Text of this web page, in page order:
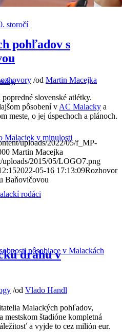
storočí
Malaciek v minulosti
rodáci
pôsobiace v Malackách
pohľadov s
/od Martin Macejka
slovenské atlétky.
pôsobení v AC Malacky a
meste, o jej úspechoch a plánoch.
uploads/2022/05/f_MP-
Martin Macejka
uploads/2015/05/LOGO7.png
2022-05-16 17:13:09Rozhovor
Baňovičovou
dráhu v
/od Vlado Handl
Malackých pohľadov,
mestskom štadióne kompletná
a vyjde to cez milión eur.